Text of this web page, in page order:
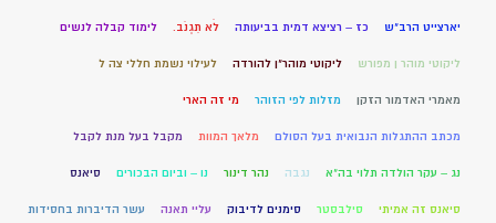
יארצייט הרב"ש כז – רציצא דמית בביעותה לֹא תִגְנֹב. לימוד קבלה לנשים
ליקוטי מוהר ן מפורש ליקוטי מוהר"ן להורדה לעילוי נשמת חללי צה ל
מאמרי האדמור הזקן מזלות לפי הזוהר מי זה הארי
מכתב ההתגלות הנבואית בעל הסולם מלאך המוות מקבל בעל מנת לקבל
נג – עקר הולדה תלוי בה"א נגבה נהר דינור נו – וביום הבכורים סיאנס
סיאנס זה אמיתי סילבסטר סימנים לדיבוק עליי תאנה עשר הדיברות בחסידות